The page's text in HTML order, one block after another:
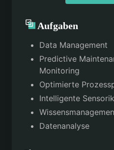
Aufgaben
Data Management
Predictive
Monitoring
Optimierte
Intelligente Sensorik
Datenanalyse